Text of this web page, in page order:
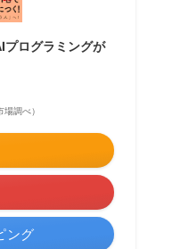
プログラミングが
調べ）
ング